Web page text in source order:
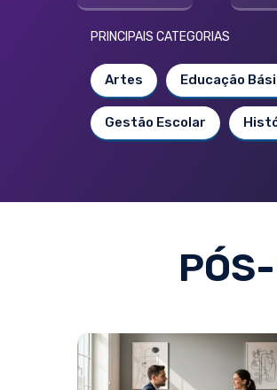
PRINCIPAIS CATEGORIAS
Artes Educação
Gestão Escolar